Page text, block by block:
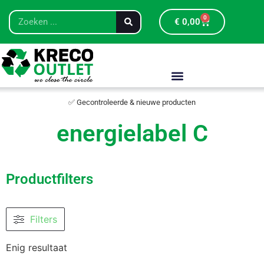
€ 0,00 0
✅ Gecontroleerde & nieuwe producten
energielabel C
Productfilters
Filters
Enig resultaat